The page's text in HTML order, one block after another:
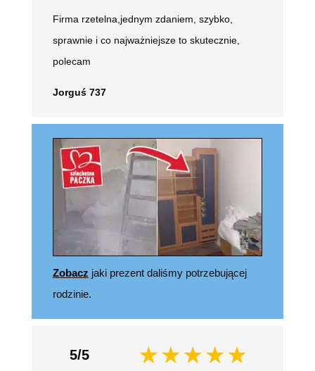
Firma rzetelna,jednym zdaniem, szybko,
sprawnie i co najważniejsze to skutecznie,
polecam
Jorguś 737
Zobacz jaki prezent daliśmy potrzebującej
rodzinie.
5/5